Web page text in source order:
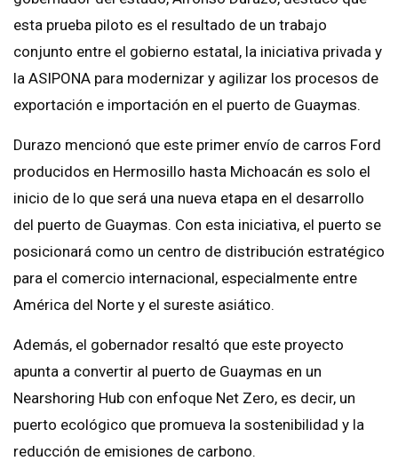
esta prueba piloto es el resultado de un trabajo
conjunto entre el gobierno estatal, la iniciativa privada y
la ASIPONA para modernizar y agilizar los procesos de
exportación e importación en el puerto de Guaymas.
Durazo mencionó que este primer envío de carros Ford
producidos en Hermosillo hasta Michoacán es solo el
inicio de lo que será una nueva etapa en el desarrollo
del puerto de Guaymas. Con esta iniciativa, el puerto se
posicionará como un centro de distribución estratégico
para el comercio internacional, especialmente entre
América del Norte y el sureste asiático.
Además, el gobernador resaltó que este proyecto
apunta a convertir al puerto de Guaymas en un
Nearshoring Hub con enfoque Net Zero, es decir, un
puerto ecológico que promueva la sostenibilidad y la
reducción de emisiones de carbono.